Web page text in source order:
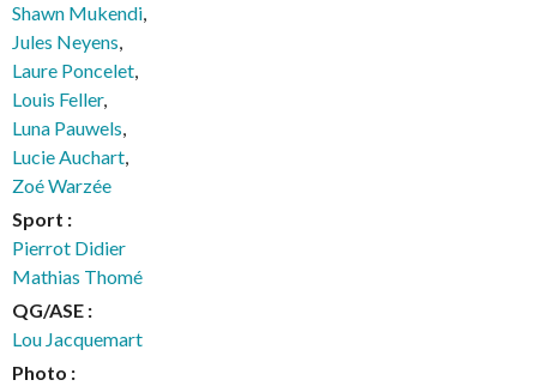
Shawn Mukendi,
Jules Neyens,
Laure Poncelet,
Louis Feller,
Luna Pauwels,
Lucie Auchart,
Zoé Warzée
Sport :
Pierrot Didier
Mathias Thomé
QG/ASE :
Lou Jacquemart
Photo :